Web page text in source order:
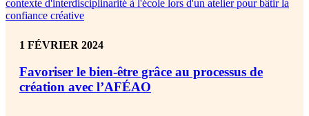
1 FÉVRIER 2024
Favoriser le bien-être grâce au processus de
création avec l’AFÉAO